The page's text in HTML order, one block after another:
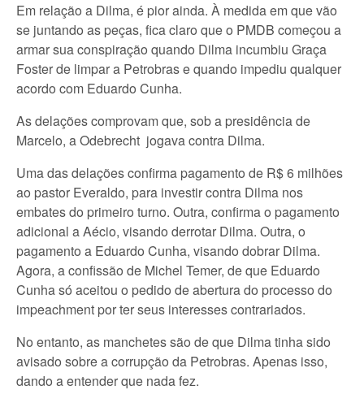
Em relação a Dilma, é pior ainda. À medida em que vão
se juntando as peças, fica claro que o PMDB começou a
armar sua conspiração quando Dilma incumbiu Graça
Foster de limpar a Petrobras e quando impediu qualquer
acordo com Eduardo Cunha.
As delações comprovam que, sob a presidência de
Marcelo, a Odebrecht jogava contra Dilma.
Uma das delações confirma pagamento de R$ 6 milhões
ao pastor Everaldo, para investir contra Dilma nos
embates do primeiro turno. Outra, confirma o pagamento
adicional a Aécio, visando derrotar Dilma. Outra, o
pagamento a Eduardo Cunha, visando dobrar Dilma.
Agora, a confissão de Michel Temer, de que Eduardo
Cunha só aceitou o pedido de abertura do processo do
impeachment por ter seus interesses contrariados.
No entanto, as manchetes são de que Dilma tinha sido
avisado sobre a corrupção da Petrobras. Apenas isso,
dando a entender que nada fez.